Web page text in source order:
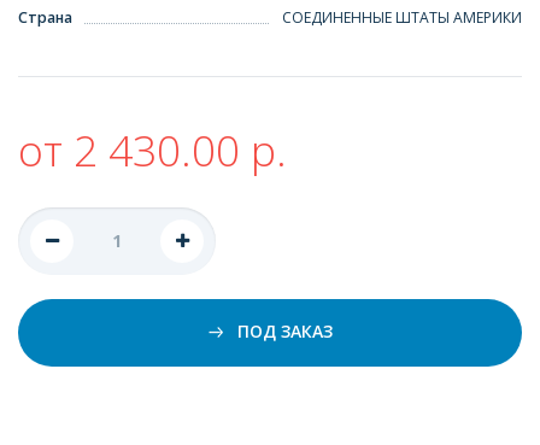
Страна
СОЕДИНЕННЫЕ ШТАТЫ АМЕРИКИ
от 2 430.00 р.
ПОД ЗАКАЗ